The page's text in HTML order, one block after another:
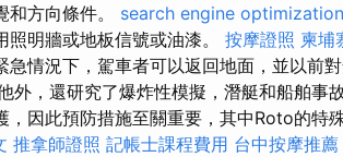
和方向條件。 search engine optimization
明牆或地板信號或油漆。 按摩證照 柬埔
情況下，駕車者可以返回地面，並以前
外，還研究了爆炸性模擬，潛艇和船舶事
，因此預防措施至關重要，其中Roto的特
推拿師證照 記帳士課程費用 台中按摩推薦